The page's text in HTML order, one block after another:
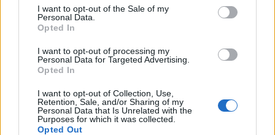
I want to opt-out of the Sale of my
Personal Data.
Opted In
I want to opt-out of processing my
Personal Data for Targeted Advertising.
Opted In
I want to opt-out of Collection, Use,
Retention, Sale, and/or Sharing of my
Personal Data that Is Unrelated with the
Purposes for which it was collected.
Opted Out
Σχετικά Άρθρα